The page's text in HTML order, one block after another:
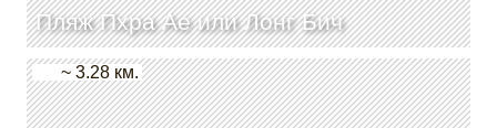
Пляж Пхра Ае или Лонг Бич
~ 3.28 км.